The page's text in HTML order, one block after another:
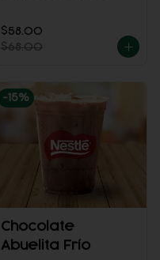
$58.00
$68.00
-15%
Chocolate
Abuelita Frío